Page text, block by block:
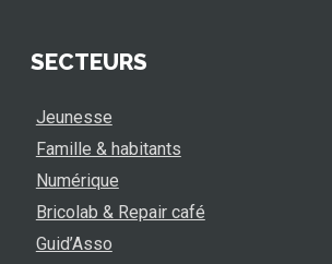
SECTEURS
Jeunesse
Famille & habitants
Numérique
Bricolab & Repair café
Guid’Asso